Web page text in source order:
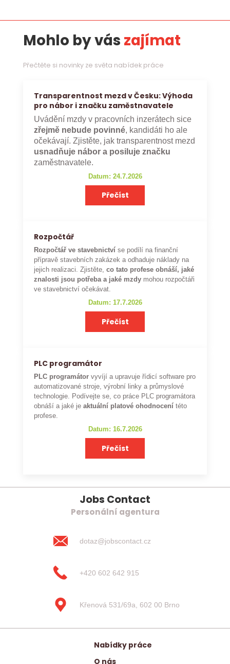
Mohlo by vás zajímat
Přečtěte si novinky ze světa nabídek práce
Transparentnost mezd v Česku: Výhoda
pro nábor i značku zaměstnavatele
Uvádění mzdy v pracovních inzerátech sice
zřejmě nebude povinné, kandidáti ho ale
očekávají. Zjistěte, jak transparentnost mezd
usnadňuje nábor a posiluje značku
zaměstnavatele.
Datum: 24.7.2026
Přečíst
Rozpočtář
Rozpočtář ve stavebnictví se podílí na finanční
přípravě stavebních zakázek a odhaduje náklady na
jejich realizaci. Zjistěte,co tato profese obnáší, jaké
znalosti jsou potřeba a jaké mzdy mohou rozpočtáři
ve stavebnictví očekávat.
Datum: 17.7.2026
Přečíst
PLC programátor
PLC programátor vyvíjí a upravuje řídicí software pro
automatizované stroje, výrobní linky a průmyslové
technologie. Podívejte se, co práce PLC programátora
obnáší a jaké je aktuální platové ohodnocení této
profese.
Datum: 16.7.2026
Přečíst
Jobs Contact
Personální agentura
dotaz@jobscontact.cz
+420 602 642 915
Křenová 531/69a, 602 00 Brno
Nabídky práce
O nás